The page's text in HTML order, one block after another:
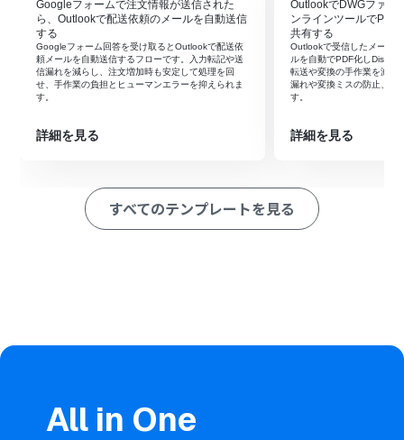
クションを設定し、フォームから取得した情報を元にメ
ールを送信するように設定します。
※「トリガー」：フロー起動のきっかけとなるアクション、「オ
ペレーション」：トリガー起動後、フロー内で処理を行うアク
ション
■このワークフローのカスタムポイント
Outlookのメール送信設定では、宛先や件名、本文を自由
にカスタマイズできます。HubSpotフォームで取得した
会社名や担当者名などの情報を変数として埋め込むこと
Microsoft365（旧Office365）には、家庭向けプランと一
トリガーは5分、10分、15分、30分、60分の間隔で起動
間隔を選択できます。
Googleフォームで注文情報が送信された
ら、Outlookで配送依頼のメールを自動送信
する
Googleフォーム回答を受け取るとOutlookで配送依
頼メールを自動送信するフローです。入力転記や送
信漏れを減らし、注文増加時も安定して処理を回
せ、手作業の負担とヒューマンエラーを抑えられま
す。
詳細を見る
OutlookでDWGファイ
ンラインツールで
共有する
Outlookで受信したメール
ルを自動でPDF化し
転送や変換の手作業を減ら
漏れや変換ミスの防止、業
す。
詳細を見る
すべてのテンプレートを見る
All in One